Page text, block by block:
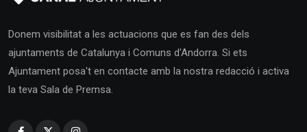
Donem visibilitat a les actuacions que es fan des dels
ajuntaments de Catalunya i Comuns d'Andorra. Si ets
Ajuntament posa't en contacte amb la nostra redacció i activa
la teva Sala de Premsa.